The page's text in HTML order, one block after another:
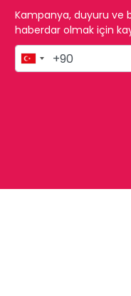
Kampanya, duyuru ve
haberdar olmak için